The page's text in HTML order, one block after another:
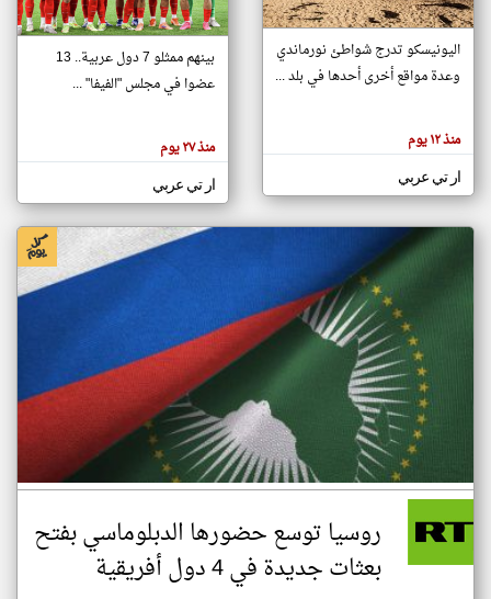
تغيير الدولة
اخبار جزر القمر على مدار الساعة
أهم اخبار جزر القمر العاجلة والمباشرة
هنا عن
وجهة
كاتبيها.
اليونيسكو تدرج شواطئ نورماندي
وعدة مواقع أخرى أحدها في بلد ...
منذ ١٢ يوم
ار تي عربي
بينهم ممثلو 7 دول عربية.. 13
عضوا في مجلس "الفيفا" ...
منذ ٢٧ يوم
ار تي عربي
روسيا توسع حضورها الدبلوماسي بفتح
بعثات جديدة في 4 دول أفريقية
klyoum.com